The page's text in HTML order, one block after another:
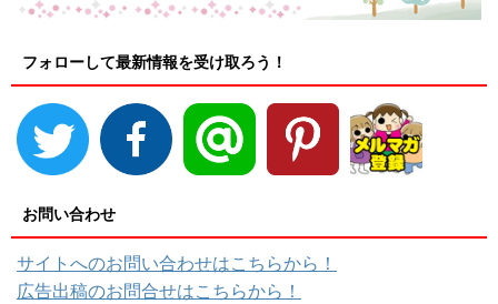
フォローして最新情報を受け取ろう！
お問い合わせ
サイトへのお問い合わせはこちらから！
広告出稿のお問合せはこちらから！